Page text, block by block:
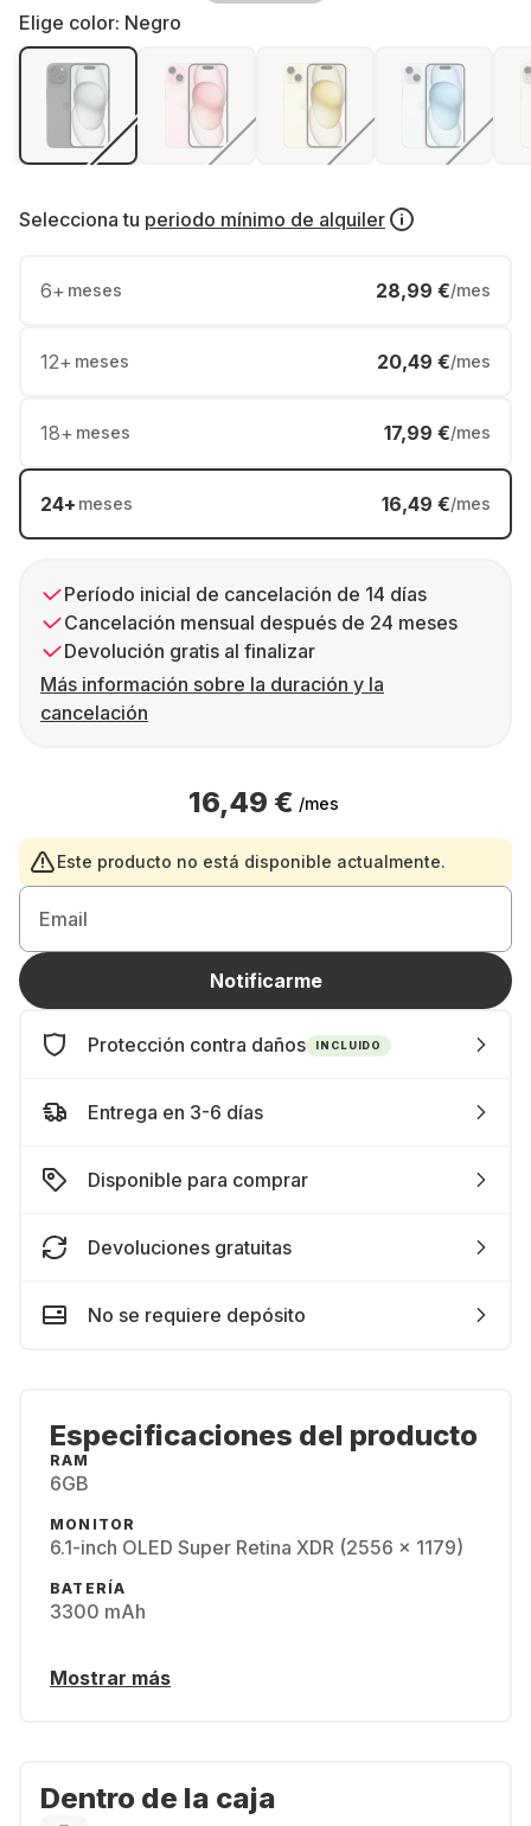
Elige color: Negro
Selecciona tu periodo mínimo de alquiler
6+ meses 28,99 €/mes
12+ meses 20,49 €/mes
18+ meses 17,99 €/mes
24+ meses 16,49 €/mes
Período inicial de cancelación de 14 días
Cancelación mensual después de 24 meses
Devolución gratis al finalizar
Más información sobre la duración y la
cancelación
16,49 € /mes
Este producto no está disponible actualmente.
Email
Notificarme
Protección contra daños INCLUIDO
Entrega en 3-6 días
Disponible para comprar
Devoluciones gratuitas
No se requiere depósito
Especificaciones del producto
RAM
6GB
MONITOR
6.1-inch OLED Super Retina XDR (2556 x 1179)
BATERÍA
3300 mAh
Mostrar más
Dentro de la caja